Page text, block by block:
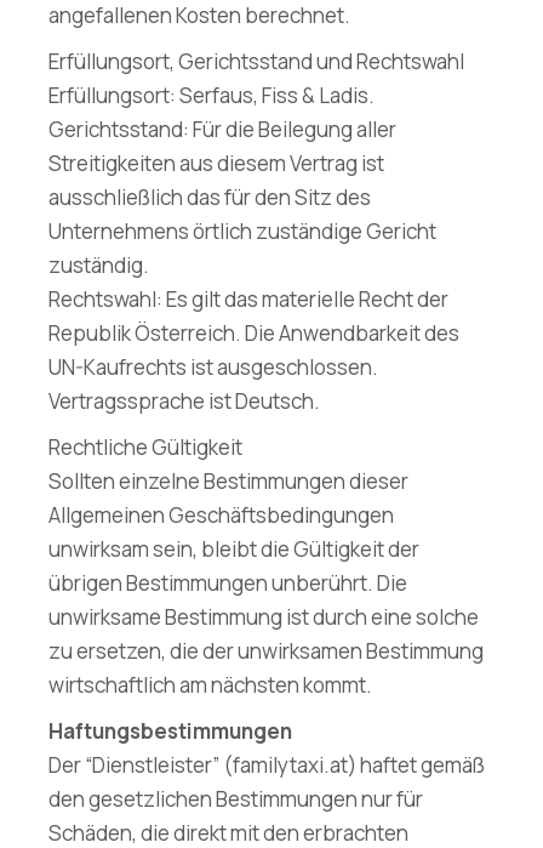
angefallenen Kosten berechnet.
Erfüllungsort, Gerichtsstand und Rechtswahl
Erfüllungsort: Serfaus, Fiss & Ladis.
Gerichtsstand: Für die Beilegung aller
Streitigkeiten aus diesem Vertrag ist
ausschließlich das für den Sitz des
Unternehmens örtlich zuständige Gericht
zuständig.
Rechtswahl: Es gilt das materielle Recht der
Republik Österreich. Die Anwendbarkeit des
UN-Kaufrechts ist ausgeschlossen.
Vertragssprache ist Deutsch.
Rechtliche Gültigkeit
Sollten einzelne Bestimmungen dieser
Allgemeinen Geschäftsbedingungen
unwirksam sein, bleibt die Gültigkeit der
übrigen Bestimmungen unberührt. Die
unwirksame Bestimmung ist durch eine solche
zu ersetzen, die der unwirksamen Bestimmung
wirtschaftlich am nächsten kommt.
Haftungsbestimmungen
Der “Dienstleister” (familytaxi.at) haftet gemäß
den gesetzlichen Bestimmungen nur für
Schäden, die direkt mit den erbrachten